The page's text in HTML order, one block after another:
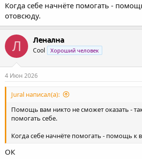
Когда себе начнёте помогать -
отовсюду.
Л Ленална
Cool Хороший человек
4 Июн 2026
Jural написал(а):
Помощь вам никто не сможет оказать -
помогать себе.
Когда себе начнёте помогать - помощь к
ОК